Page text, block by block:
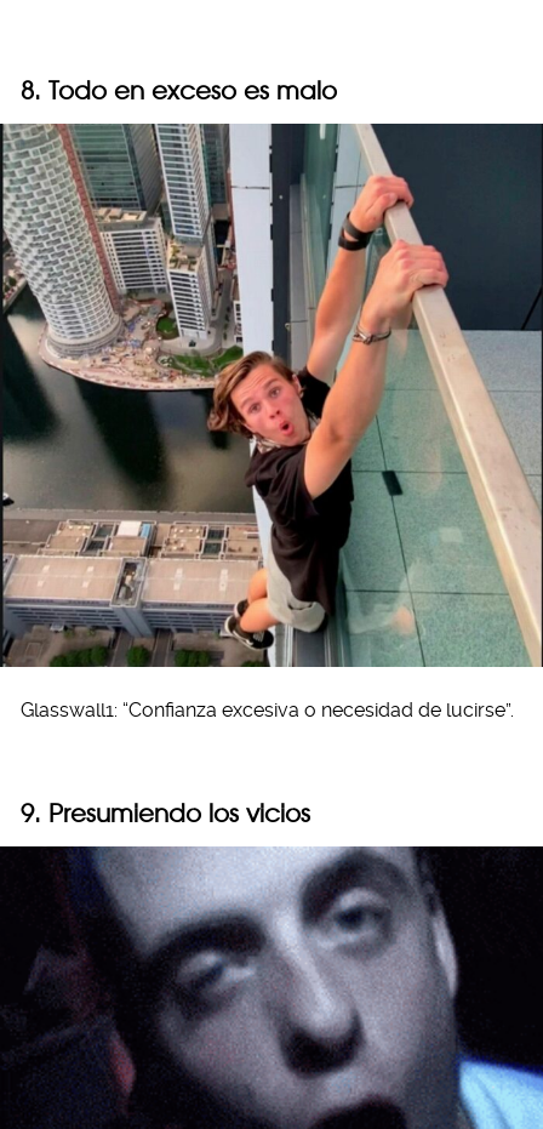
8. Todo en exceso es malo
Glasswall1: “Confianza excesiva o necesidad de lucirse”.
9. Presumiendo los vicios